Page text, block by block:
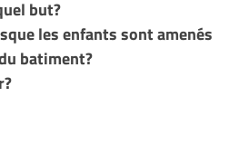
but?
les enfants sont amenés
batiment?